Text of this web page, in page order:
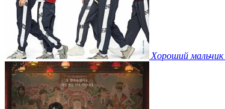
Хороший мальчик